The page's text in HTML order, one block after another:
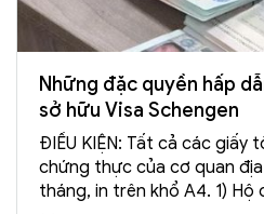
Những đặc quyền hấp
sở hữu Visa Schengen
ĐIỀU KIỆN: Tất cả các giấy
chứng thực của cơ quan
tháng, in trên khổ A4. 1)